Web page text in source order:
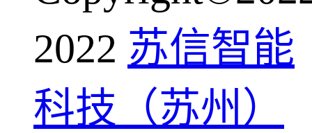
2022 苏信智能
科技（苏州）